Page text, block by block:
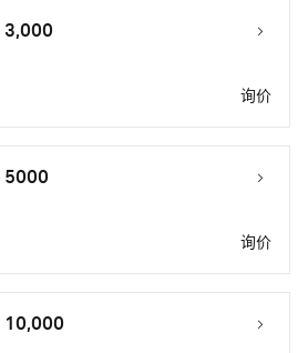
3,000
询价
5000
询价
10,000